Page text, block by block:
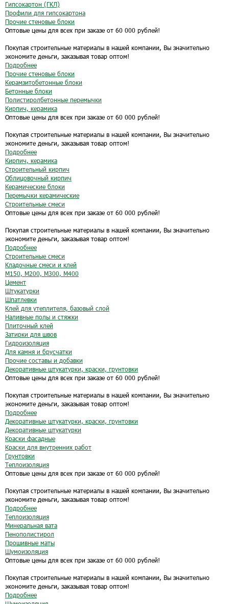
Гипсокартон (ГКЛ)
Профили для гипсокартона
Прочие стеновые блоки
Оптовые цены для всех при заказе от 60 000 рублей!
Покупая строительные материалы в нашей компании, Вы значительно
экономите деньги, заказывая товар оптом!
Подробнее
Прочие стеновые блоки
Керамзитобетонные блоки
Бетонные блоки
Полистиролбетонные перемычки
Кирпич, керамика
Оптовые цены для всех при заказе от 60 000 рублей!
Покупая строительные материалы в нашей компании, Вы значительно
экономите деньги, заказывая товар оптом!
Подробнее
Кирпич, керамика
Строительный кирпич
Облицовочный кирпич
Керамические блоки
Перемычки керамические
Строительные смеси
Оптовые цены для всех при заказе от 60 000 рублей!
Покупая строительные материалы в нашей компании, Вы значительно
экономите деньги, заказывая товар оптом!
Подробнее
Строительные смеси
Кладочные смеси и клей
М150, М200, М300, М400
Цемент
Штукатурки
Шпатлевки
Клей для утеплителя, базовый слой
Наливные полы и стяжки
Плиточный клей
Затирки для швов
Гидроизоляция
Для камня и брусчатки
Прочие составы и добавки
Декоративные штукатурки, краски, грунтовки
Оптовые цены для всех при заказе от 60 000 рублей!
Покупая строительные материалы в нашей компании, Вы значительно
экономите деньги, заказывая товар оптом!
Подробнее
Декоративные штукатурки, краски, грунтовки
Декоративные штукатурки
Краски фасадные
Краски для внутренних работ
Грунтовки
Теплоизоляция
Оптовые цены для всех при заказе от 60 000 рублей!
Покупая строительные материалы в нашей компании, Вы значительно
экономите деньги, заказывая товар оптом!
Подробнее
Теплоизоляция
Минеральная вата
Пенополистирол
Прошивные маты
Шумоизоляция
Оптовые цены для всех при заказе от 60 000 рублей!
Покупая строительные материалы в нашей компании, Вы значительно
экономите деньги, заказывая товар оптом!
Подробнее